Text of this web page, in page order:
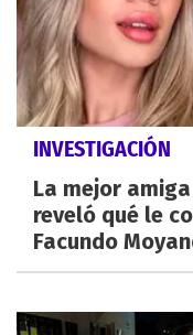
INVESTIGACIÓN
La mejor
reveló qué le
Facundo